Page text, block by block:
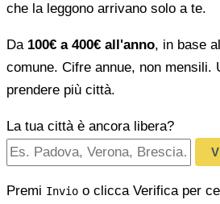
che la leggono arrivano solo a te.
Da 100€ a 400€ all'anno, in base
comune. Cifre annue, non mensili.
prendere più città.
La tua città è ancora libera?
Premi Invio o clicca Verifica per